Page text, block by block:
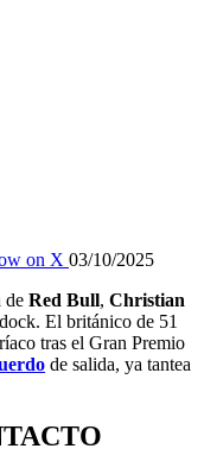
on X 03/10/2025
de Red Bull, Christian
El británico de 51
tras el Gran Premio
de salida, ya tantea